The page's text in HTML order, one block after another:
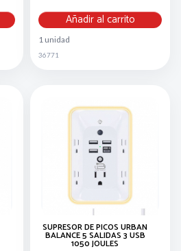
Añadir al carrito
1 unidad
36771
SUPRESOR DE PICOS URBAN
BALANCE 5 SALIDAS 3 USB
1050 JOULES